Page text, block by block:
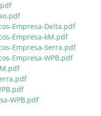
Empresa-Delta.pdf
Empresa-kM.pdf
Empresa-Serra.pdf
Empresa-WPB.pdf
WPB.pdf